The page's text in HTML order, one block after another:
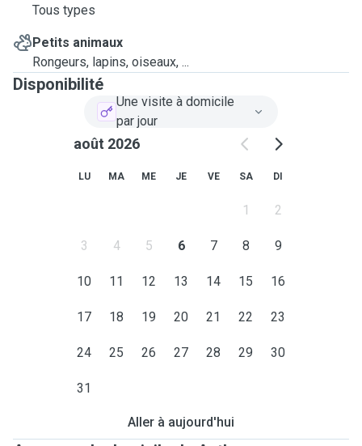
Tous types
Petits animaux
Rongeurs, lapins, oiseaux, ...
Disponibilité
Une visite à domicile
par jour
août 2026
LU MA ME JE VE SA DI
1 2
3 4 5 6 7 8 9
10 11 12 13 14 15 16
17 18 19 20 21 22 23
24 25 26 27 28 29 30
31
Aller à aujourd'hui